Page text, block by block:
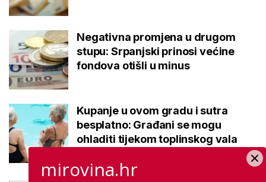
Negativna promjena u drugom
stupu: Srpanjski prinosi većine
fondova otišli u minus
Kupanje u ovom gradu i sutra
besplatno: Građani se mogu
ohladiti tijekom toplinskog vala
mirovina.hr